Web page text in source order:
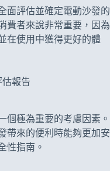
面評估並確定電動沙發的
費者來說非常重要，因為
在使用中獲得更好的體
個極為重要的考慮因素。
帶來的便利時能夠更加安
性指南。